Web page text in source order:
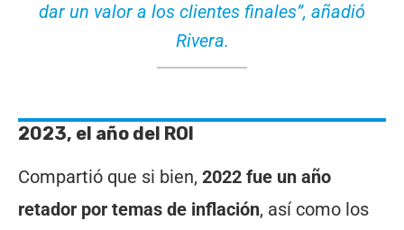
dar un valor a los clientes finales”, añadió
Rivera.
2023, el año del ROI
Compartió que si bien, 2022 fue un año
retador por temas de inflación, así como los